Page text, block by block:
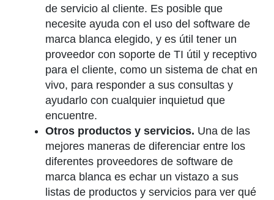
de servicio al cliente. Es posible que
necesite ayuda con el uso del software de
marca blanca elegido, y es útil tener un
proveedor con soporte de TI útil y receptivo
para el cliente, como un sistema de chat en
vivo, para responder a sus consultas y
ayudarlo con cualquier inquietud que
encuentre.
Otros productos y servicios. Una de las
mejores maneras de diferenciar entre los
diferentes proveedores de software de
marca blanca es echar un vistazo a sus
listas de productos y servicios para ver qué